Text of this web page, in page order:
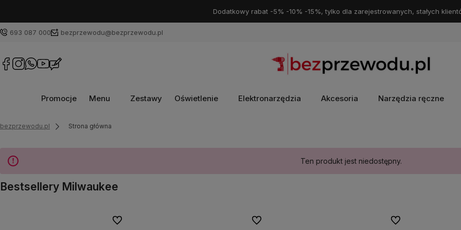
Dodatkowy rabat -5% -10% -15%, tylko dla zarejestrowanych, stałych
693 087 000 bezprzewodu@bezprzewodu.pl
Promocje Menu Zestawy Oświetlenie Elektronarzędzia Akcesoria Narzędzia ręczne
bezprzewodu.pl Strona główna
Ten produkt jest niedostępny.
Bestsellery Milwaukee
Do ulubionych Do ulubionych Do ulubionych